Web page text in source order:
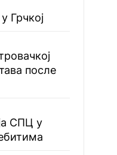
Грчкој
после
СПЦ у